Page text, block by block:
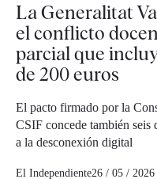
La Generalitat
el conflicto
parcial que
de 200 euros
El pacto firmado por la
CSIF concede también
a la desconexión digital
El Independiente26 / 05 / 2026